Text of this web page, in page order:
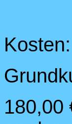
Kosten:
180,00